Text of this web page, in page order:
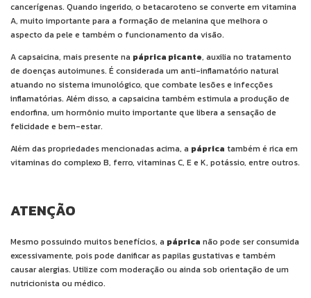
cancerígenas. Quando ingerido, o betacaroteno se converte em vitamina
A, muito importante para a formação de melanina que melhora o
aspecto da pele e também o funcionamento da visão.
A capsaicina, mais presente na páprica picante, auxilia no tratamento
de doenças autoimunes. É considerada um anti-inflamatório natural
atuando no sistema imunológico, que combate lesões e infecções
inflamatórias. Além disso, a capsaicina também estimula a produção de
endorfina, um hormônio muito importante que libera a sensação de
felicidade e bem-estar.
Além das propriedades mencionadas acima, a páprica também é rica em
vitaminas do complexo B, ferro, vitaminas C, E e K, potássio, entre outros.
ATENÇÃO
Mesmo possuindo muitos benefícios, a páprica não pode ser consumida
excessivamente, pois pode danificar as papilas gustativas e também
causar alergias. Utilize com moderação ou ainda sob orientação de um
nutricionista ou médico.